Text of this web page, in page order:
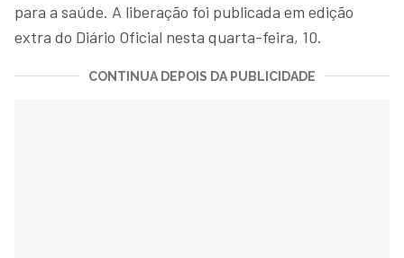
para a saúde. A liberação foi publicada em edição
extra do Diário Oficial nesta quarta-feira, 10.
CONTINUA DEPOIS DA PUBLICIDADE